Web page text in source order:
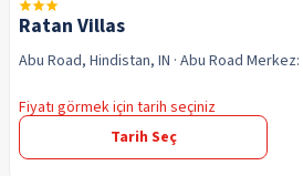
Ratan Villas
Abu Road, Hindistan, IN · Abu Road Merkez:
Fiyatı görmek için tarih seçiniz
Tarih Seç